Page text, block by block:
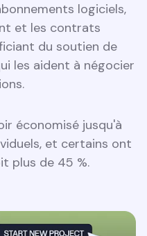
logiciels,
et les contrats
du soutien de
les aident à négocier
économisé jusqu'à
et certains ont
plus de 45 %.